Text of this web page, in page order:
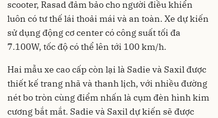
scooter, Rasad đảm bảo cho người điều khiển
luôn có tư thế lái thoải mái và an toàn. Xe dự kiến
sử dụng động cơ center có công suất tối đa
7.100W, tốc độ có thể lên tới 100 km/h.
Hai mẫu xe cao cấp còn lại là Sadie và Saxil được
thiết kế trang nhã và thanh lịch, với nhiều đường
nét bo tròn cùng điểm nhấn là cụm đèn hình kim
cương bắt mắt. Sadie và Saxil dự kiến sẽ được